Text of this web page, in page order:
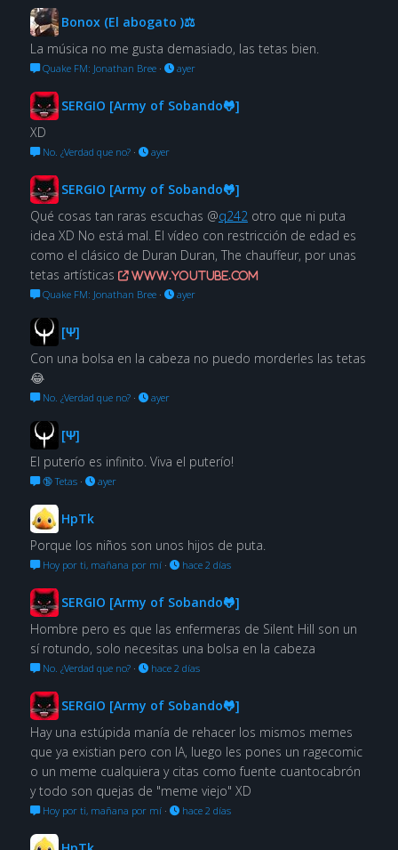
Bonox (El abogato )⚖
La música no me gusta demasiado, las tetas bien.
Quake FM: Jonathan Bree· ayer
SERGIO [Army of Sobando🐸]
XD
No. ¿Verdad que no?· ayer
SERGIO [Army of Sobando🐸]
Qué cosas tan raras escuchas @q242 otro que ni puta
idea XD No está mal. El vídeo con restricción de edad es
como el clásico de Duran Duran, The chauffeur, por unas
tetas artísticas
www.youtube.com
Quake FM: Jonathan Bree· ayer
[Ψ]
Con una bolsa en la cabeza no puedo morderles las tetas
😂
No. ¿Verdad que no?· ayer
[Ψ]
El puterío es infinito. Viva el puterío!
🔞 Tetas· ayer
HpTk
Porque los niños son unos hijos de puta.
Hoy por ti, mañana por mí· hace 2 días
SERGIO [Army of Sobando🐸]
Hombre pero es que las enfermeras de Silent Hill son un
sí rotundo, solo necesitas una bolsa en la cabeza
No. ¿Verdad que no?· hace 2 días
SERGIO [Army of Sobando🐸]
Hay una estúpida manía de rehacer los mismos memes
que ya existian pero con IA, luego les pones un ragecomic
o un meme cualquiera y citas como fuente cuantocabrón
y todo son quejas de "meme viejo" XD
Hoy por ti, mañana por mí· hace 2 días